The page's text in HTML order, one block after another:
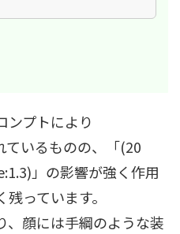
プトにより
ているものの、「(20
」の影響が強く作用
っています。
顔には手綱のような装